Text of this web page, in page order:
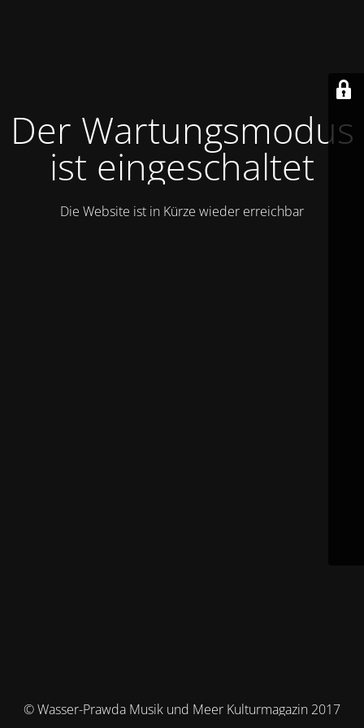
Der Wartungsmodus
ist eingeschaltet
Die Website ist in Kürze wieder erreichbar
© Wasser-Prawda Musik und Meer Kulturmagazin 2017